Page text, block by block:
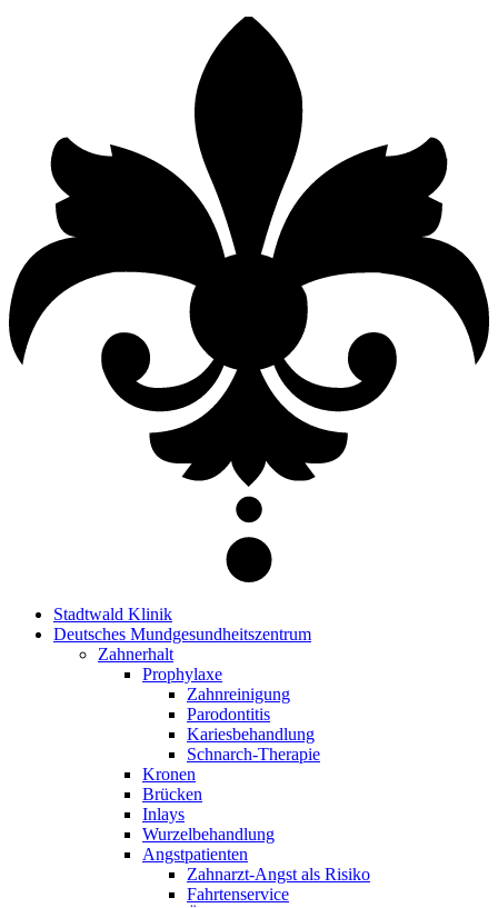
Stadtwald Klinik
Deutsches Mundgesundheitszentrum
Zahnerhalt
Prophylaxe
Zahnreinigung
Parodontitis
Kariesbehandlung
Schnarch-Therapie
Kronen
Brücken
Inlays
Wurzelbehandlung
Angstpatienten
Zahnarzt-Angst als Risiko
Fahrtenservice